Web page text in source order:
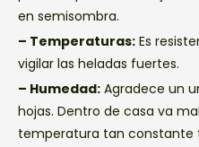
en semisombra.
– Temperaturas: Es
vigilar las heladas fuertes.
– Humedad: Agradece un
hojas. Dentro de casa va
temperatura tan constante